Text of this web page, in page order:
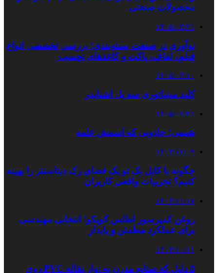
محصولات صنعتی
۱۴۰۵/۰۳/۲۱
نوآوری در صنعت بسته‌بندی؛ بررسی تخصصی انواع
فیلم، لفاف، پاکت و کاغذهای نچسب
۱۴۰۵/۰۳/۱۰
کلید مینیاتوری سه پل اشنایدر
۱۴۰۵/۰۲/۳۱
شیمی؛ جادویی که اسمش علمه
۱۴۰۳/۱۲/۰۹
چگونه با کابل بک تو بک فضای رک دیتاسنتر را بهینه
کنیم؟ تجربیات واقعی کاربران
۱۴۰۳/۱۱/۱۷
روغن کمپرسور اطلس کوپکو؛ انتخابی مهندسی
برای عملکرد مطمئن و پایدار
۱۴۰۳/۱۰/۱۱
۵ دلیل که صنایع مدرن به نوار نقاله PVC روی